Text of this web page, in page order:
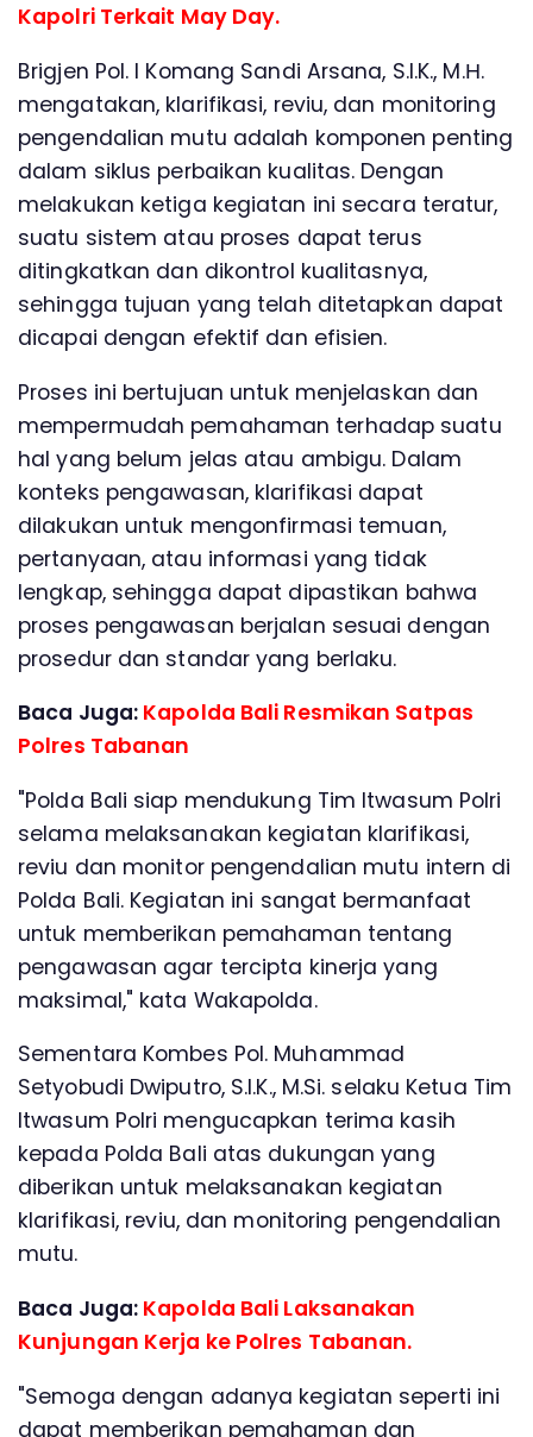
Kapolri Terkait May Day.
Brigjen Pol. I Komang Sandi Arsana, S.I.K., M.Η.
mengatakan, klarifikasi, reviu, dan monitoring
pengendalian mutu adalah komponen penting
dalam siklus perbaikan kualitas. Dengan
melakukan ketiga kegiatan ini secara teratur,
suatu sistem atau proses dapat terus
ditingkatkan dan dikontrol kualitasnya,
sehingga tujuan yang telah ditetapkan dapat
dicapai dengan efektif dan efisien.
Proses ini bertujuan untuk menjelaskan dan
mempermudah pemahaman terhadap suatu
hal yang belum jelas atau ambigu. Dalam
konteks pengawasan, klarifikasi dapat
dilakukan untuk mengonfirmasi temuan,
pertanyaan, atau informasi yang tidak
lengkap, sehingga dapat dipastikan bahwa
proses pengawasan berjalan sesuai dengan
prosedur dan standar yang berlaku.
Baca Juga: Kapolda Bali Resmikan Satpas
Polres Tabanan
"Polda Bali siap mendukung Tim Itwasum Polri
selama melaksanakan kegiatan klarifikasi,
reviu dan monitor pengendalian mutu intern di
Polda Bali. Kegiatan ini sangat bermanfaat
untuk memberikan pemahaman tentang
pengawasan agar tercipta kinerja yang
maksimal," kata Wakapolda.
Sementara Kombes Pol. Muhammad
Setyobudi Dwiputro, S.I.K., M.Si. selaku Ketua Tim
Itwasum Polri mengucapkan terima kasih
kepada Polda Bali atas dukungan yang
diberikan untuk melaksanakan kegiatan
klarifikasi, reviu, dan monitoring pengendalian
mutu.
Baca Juga: Kapolda Bali Laksanakan
Kunjungan Kerja ke Polres Tabanan.
"Semoga dengan adanya kegiatan seperti ini
dapat memberikan pemahaman dan